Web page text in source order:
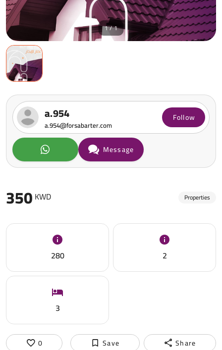
350 KWD Properties
280 2
3
0 Save Share
1 / 1
a.954
a.954@forsabarter.com
Follow
Message